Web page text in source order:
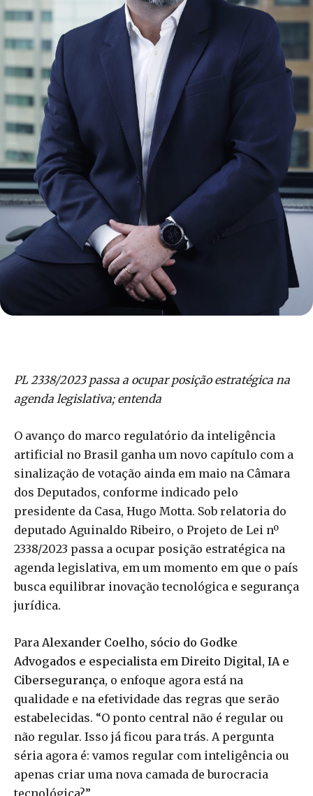
PL 2338/2023 passa a ocupar posição estratégica na
agenda legislativa; entenda
O avanço do marco regulatório da inteligência
artificial no Brasil ganha um novo capítulo com a
sinalização de votação ainda em maio na Câmara
dos Deputados, conforme indicado pelo
presidente da Casa, Hugo Motta. Sob relatoria do
deputado Aguinaldo Ribeiro, o Projeto de Lei nº
2338/2023 passa a ocupar posição estratégica na
agenda legislativa, em um momento em que o país
busca equilibrar inovação tecnológica e segurança
jurídica.
ParaAlexander Coelho, sócio do Godke
Advogados e especialista em Direito Digital, IA e
Cibersegurança, o enfoque agora está na
qualidade e na efetividade das regras que serão
estabelecidas. “O ponto central não é regular ou
não regular. Isso já ficou para trás. A pergunta
séria agora é: vamos regular com inteligência ou
apenas criar uma nova camada de burocracia